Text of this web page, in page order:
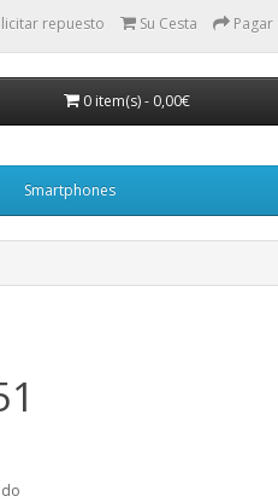
repuesto Su Cesta Pagar
0 item(s)- 0,00€
Smartphones